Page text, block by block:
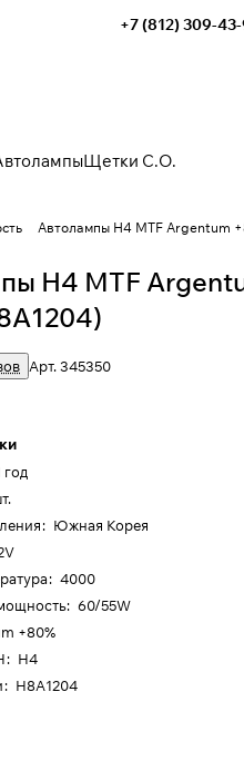
+7 (812) 309-
Щетки С.О.
Автолампы H4 MTF Argentum
H4 MTF
Арт.345350
год
: Южная Корея
: 4000
: 60/55W
+80%
: H4
: H8A1204